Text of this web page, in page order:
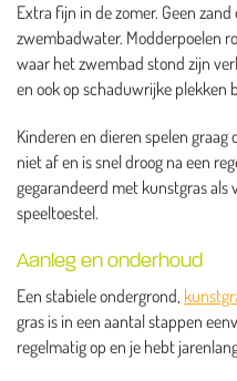
Extra fijn in de zomer. Geen
zwembadwater. Modderpoelen
waar het zwembad stond zijn
en ook op schaduwrijke plekken
Kinderen en dieren spelen
niet af en is snel droog na een
gegarandeerd met kunstgras
speeltoestel.
Aanleg en onderhoud
Een stabiele ondergrond,
gras is in een aantal stappen
regelmatig op en je hebt